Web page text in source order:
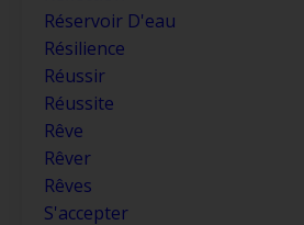
Réservoir D'eau
Résilience
Réussir
Réussite
Rêve
Rêver
Rêves
S'accepter